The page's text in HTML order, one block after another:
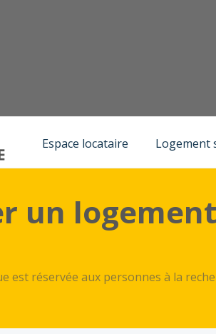
un nouvel onglet)
Espace locataire Logement
un
est réservée aux personnes à la